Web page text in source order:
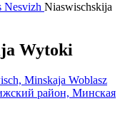
Nesvizh Niaswischskija
Wytoki
Minskaja Woblasz
район, Минская